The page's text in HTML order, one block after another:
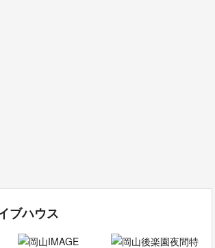
ブハウス